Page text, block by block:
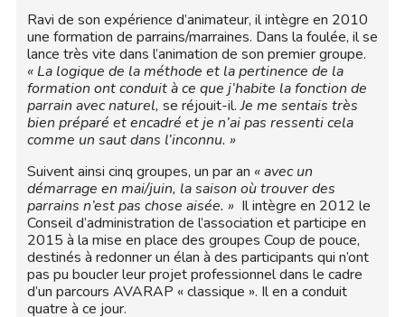
Ravi de son expérience d’animateur, il intègre en 2010
une formation de parrains/marraines. Dans la foulée, il se
lance très vite dans l’animation de son premier groupe.
« La logique de la méthode et la pertinence de la
formation ont conduit à ce que j’habite la fonction de
parrain avec naturel, se réjouit-il.Je me sentais très
bien préparé et encadré et je n’ai pas ressenti cela
comme un saut dans l’inconnu. »
Suivent ainsi cinq groupes, un par an « avec un
démarrage en mai/juin, la saison où trouver des
parrains n’est pas chose aisée. » Il intègre en 2012 le
Conseil d’administration de l’association et participe en
2015 à la mise en place des groupes Coup de pouce,
destinés à redonner un élan à des participants qui n’ont
pas pu boucler leur projet professionnel dans le cadre
d’un parcours AVARAP « classique ». Il en a conduit
quatre à ce jour.